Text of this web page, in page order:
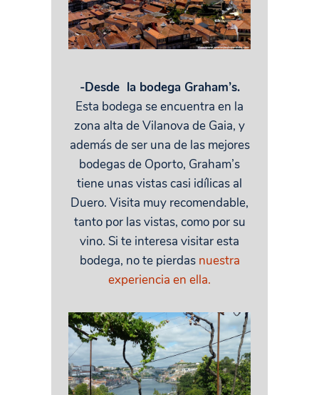
-Desde la bodega Graham’s.
Esta bodega se encuentra en la
zona alta de Vilanova de Gaia, y
además de ser una de las mejores
bodegas de Oporto, Graham’s
tiene unas vistas casi idílicas al
Duero. Visita muy recomendable,
tanto por las vistas, como por su
vino. Si te interesa visitar esta
bodega, no te pierdas nuestra
experiencia en ella.